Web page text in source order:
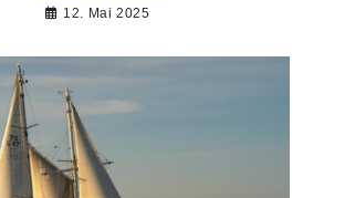
12. Mai 2025